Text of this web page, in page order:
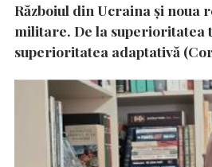
Războiul din Ucraina și noua
militare. De la superioritatea
superioritatea adaptativă